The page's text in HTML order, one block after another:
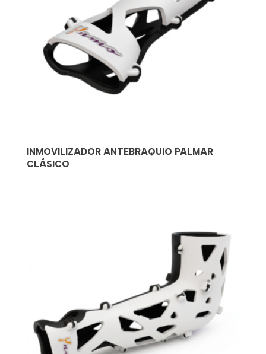
INMOVILIZADOR ANTEBRAQUIO PALMAR
CLÁSICO